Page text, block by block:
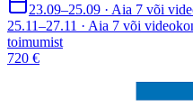
23.09–25.09 · Aia 7 või
25.11–27.11 · Aia 7 või
toimumist
720 €